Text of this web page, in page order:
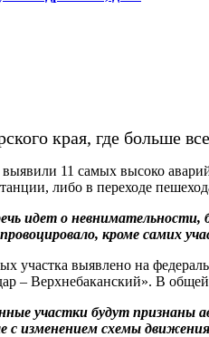
края, где больше
11 самых высоко
либо в переходе
идет о невнимательности,
кроме самих
участка выявлено на
– Верхнебаканский». В
участки будут
изменением схемы